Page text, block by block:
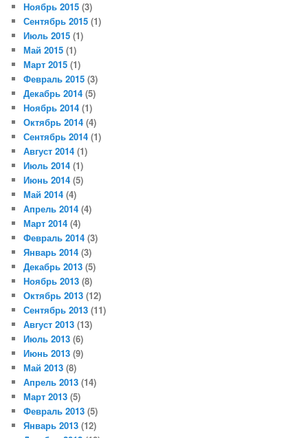
Ноябрь 2015 (3)
Сентябрь 2015 (1)
Июль 2015 (1)
Май 2015 (1)
Март 2015 (1)
Февраль 2015 (3)
Декабрь 2014 (5)
Ноябрь 2014 (1)
Октябрь 2014 (4)
Сентябрь 2014 (1)
Август 2014 (1)
Июль 2014 (1)
Июнь 2014 (5)
Май 2014 (4)
Апрель 2014 (4)
Март 2014 (4)
Февраль 2014 (3)
Январь 2014 (3)
Декабрь 2013 (5)
Ноябрь 2013 (8)
Октябрь 2013 (12)
Сентябрь 2013 (11)
Август 2013 (13)
Июль 2013 (6)
Июнь 2013 (9)
Май 2013 (8)
Апрель 2013 (14)
Март 2013 (5)
Февраль 2013 (5)
Январь 2013 (12)